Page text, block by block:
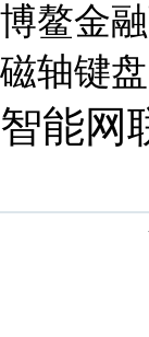
博鳌金
磁轴键盘
智能网